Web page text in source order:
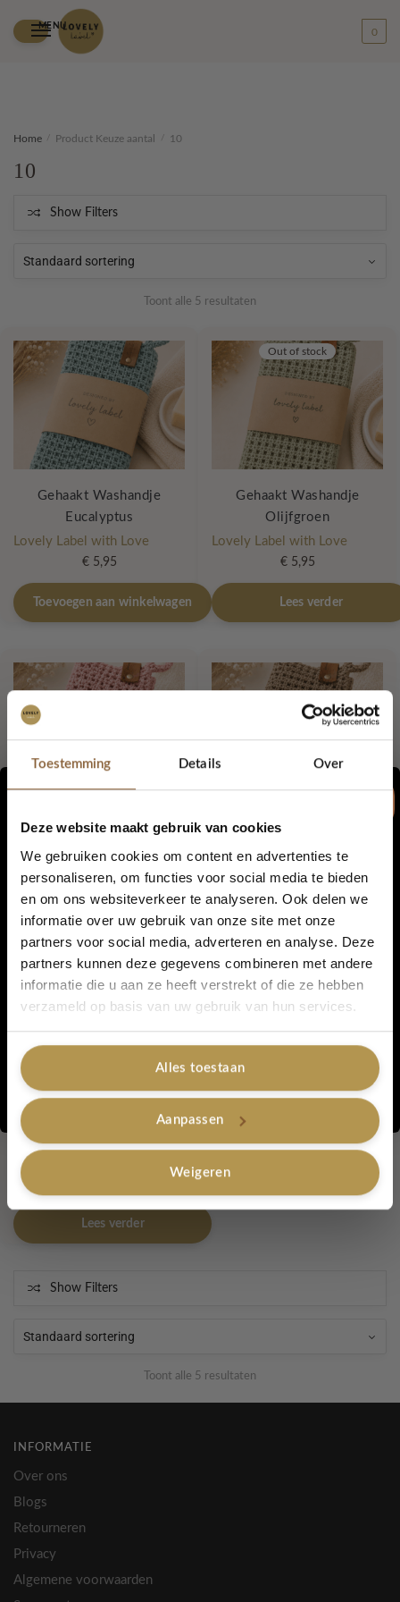
Toestemming Details Over
Deze website maakt gebruik van cookies
We gebruiken cookies om content en advertenties te
personaliseren, om functies voor social media te bieden
en om ons websiteverkeer te analyseren. Ook delen we
informatie over uw gebruik van onze site met onze
partners voor social media, adverteren en analyse. Deze
partners kunnen deze gegevens combineren met andere
informatie die u aan ze heeft verstrekt of die ze hebben
verzameld op basis van uw gebruik van hun services.
Alles toestaan
Aanpassen
Weigeren
navigation
content
MENU
0
Home / Product Keuze aantal / 10
10
Show Filters
Toont alle 5 resultaten
Gehaakt Washandje
Eucalyptus
Lovely Label with Love
€5,95
Toevoegen aan winkelwagen
Out of stock
Gehaakt Washandje
Olijfgroen
Lovely Label with Love
€5,95
Lees verder
Lovely Label with Love
€5,95
Toevoegen aan winkelwagen
€5,95
Toevoegen aan winkelwagen
Gehaakt Washandje Zwart
Lovely Label with Love
Lees verder
Show Filters
Toont alle 5 resultaten
INFORMATIE
Over ons
Blogs
Retourneren
Privacy
Algemene voorwaarden
5% korting...
Ja, graag!
Nee, bedankt